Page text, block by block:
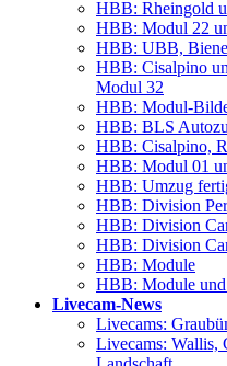
HBB: Rhein­gold
HBB: Modul 22
HBB: UBB,
HBB: Cisal­pi­no
Modul 32
HBB: Modul-
HBB: BLS
HBB: Cisal­pi­no,
HBB: Modul 01
HBB: Umzug
HBB: Divi­si­on
HBB: Divi­si­on
HBB: Divi­si­on
HBB: Modu­le
HBB: Modu­le
Live­cam-News
Live­cams:
Live­cams: Wal­lis,